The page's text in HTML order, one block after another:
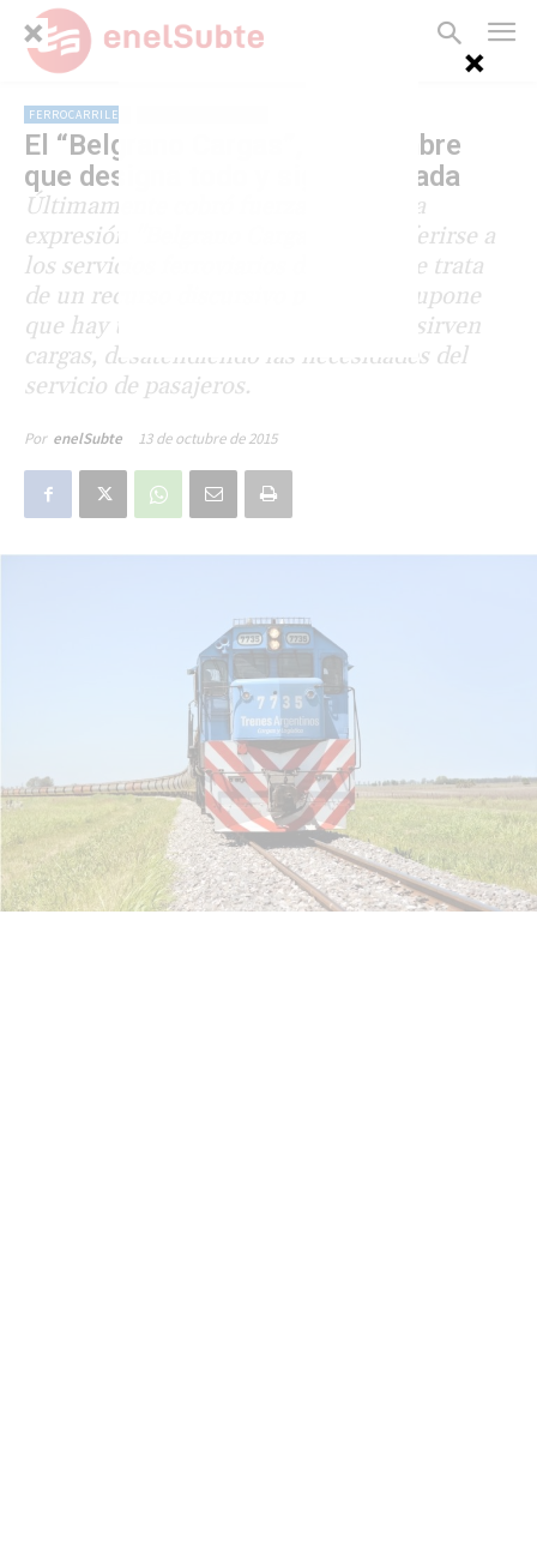
FERROCARRILES
El “Belgrano Cargas”, ese nombre
que designa todo y significa nada
Últimamente cobró fuerza la inexacta
expresión "Belgrano Cargas" para referirse a
los servicios ferroviarios de cargas. Se trata
de un recurso discursivo peligroso: supone
que hay un ferrocarril donde sólo se sirven
cargas, desatendiendo las necesidades del
servicio de pasajeros.
Por enelSubte 13 de octubre de 2015